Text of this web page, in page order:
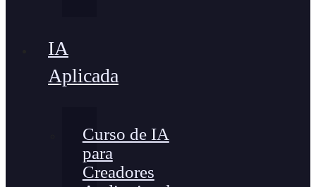
IA
Aplicada
Curso de IA
para
Creadores